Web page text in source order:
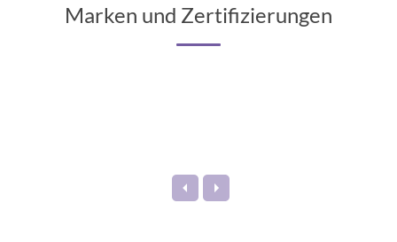
Marken und Zertifizierungen